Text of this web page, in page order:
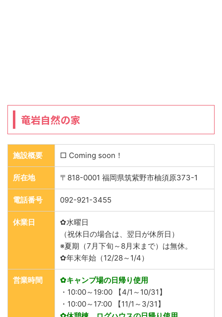
竜岩自然の家
施設概要 □ Coming soon！
所在地 〒818-0001 福岡県筑紫野市柚須原373-1
電話番号 092-921-3455
休業日
✿水曜日
（祝休日の場合は、翌日が休所日）
※夏期（7月下旬～8月末まで）は無休。
✿年末年始（12/28～1/4）
営業時間
✿キャンプ場の日帰り使用
・10:00～19:00 【4/1～10/31】
・10:00～17:00 【11/1～3/31】